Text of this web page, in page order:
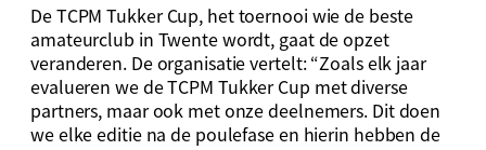
De TCPM Tukker Cup, het toernooi wie de beste
amateurclub in Twente wordt, gaat de opzet
veranderen. De organisatie vertelt: “Zoals elk jaar
evalueren we de TCPM Tukker Cup met diverse
partners, maar ook met onze deelnemers. Dit doen
we elke editie na de poulefase en hierin hebben de